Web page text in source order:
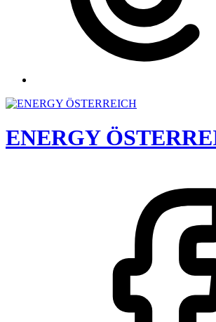
ENERGY